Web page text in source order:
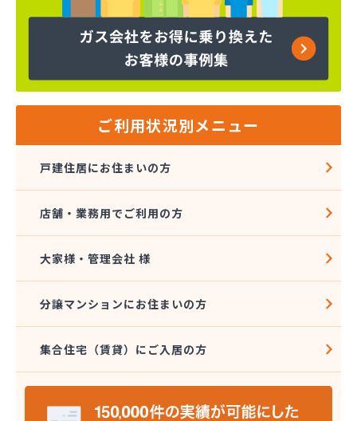
株式会社玉名商会
株式会社九州エネルギー協同管理
株式会社九州高圧容器検査所
株式会社熊本石油玉名充填所
株式会社古屋産業
株式会社城南ガス
株式会社人吉石油 本社・ガス部・人吉西給油所
株式会社翠松園G.G
株式会社竹本商会
株式会社島津商会
株式会社南九州マルヰガス
株式会社八代協同ガス配送センター
株式会社野田住宅産業
関本プロパン商店
ご利用状況別メニュー
戸建住居にお住まいの方
店舗・業務用でご利用の方
大家様・管理会社 様
分譲マンションにお住まいの方
集合住宅（賃貸）にご入居の方